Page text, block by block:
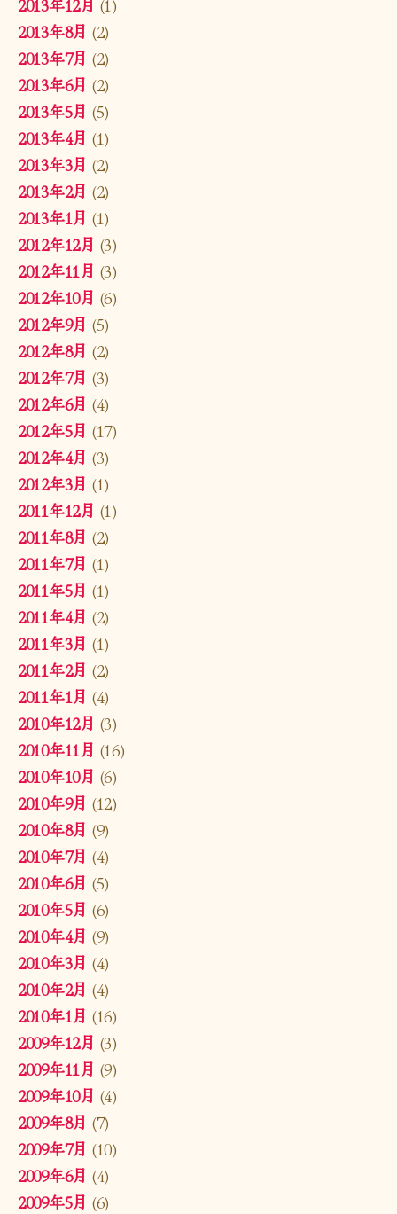
2013年8月 (2)
2013年7月 (2)
2013年6月 (2)
2013年5月 (5)
2013年4月 (1)
2013年3月 (2)
2013年2月 (2)
2013年1月 (1)
2012年12月 (3)
2012年11月 (3)
2012年10月 (6)
2012年9月 (5)
2012年8月 (2)
2012年7月 (3)
2012年6月 (4)
2012年5月 (17)
2012年4月 (3)
2012年3月 (1)
2011年12月 (1)
2011年8月 (2)
2011年7月 (1)
2011年5月 (1)
2011年4月 (2)
2011年3月 (1)
2011年2月 (2)
2011年1月 (4)
2010年12月 (3)
2010年11月 (16)
2010年10月 (6)
2010年9月 (12)
2010年8月 (9)
2010年7月 (4)
2010年6月 (5)
2010年5月 (6)
2010年4月 (9)
2010年3月 (4)
2010年2月 (4)
2010年1月 (16)
2009年12月 (3)
2009年11月 (9)
2009年10月 (4)
2009年8月 (7)
2009年7月 (10)
2009年6月 (4)
2009年5月 (6)